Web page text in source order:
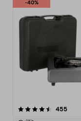
-40%
455
4.5 viidestä